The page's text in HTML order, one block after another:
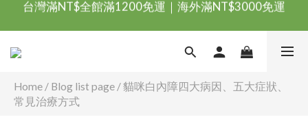
台灣滿NT$全館滿1200免運｜海外滿NT$3000免運
會員優惠專區由此進
台灣滿NT$全館滿1200免運｜海外滿NT$3000免運
Home / Blog list page /貓咪白內障四大病因、五大症狀、
常見治療方式